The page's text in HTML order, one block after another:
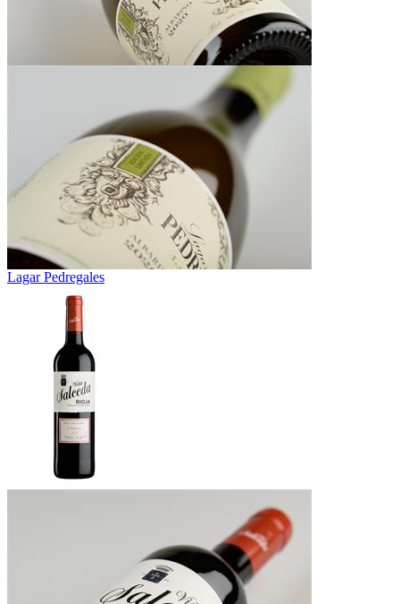
Lagar Pedregales